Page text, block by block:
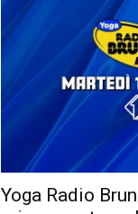
Yoga Radio